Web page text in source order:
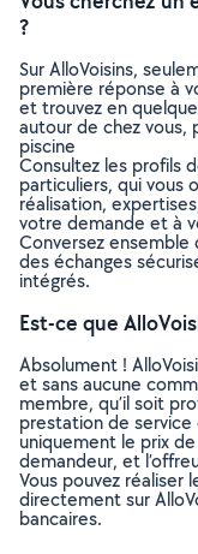
?
Sur AlloVoisins,
première réponse à
et trouvez en
autour de chez
piscine
Consultez les profils
particuliers, qui vous
réalisation,
votre demande et à
Conversez ensemble
des échanges
intégrés.
Est-ce que
Absolument !
et sans aucune
membre, qu’il soit
prestation de service
uniquement le prix
demandeur, et
Vous pouvez réaliser
directement sur
bancaires.